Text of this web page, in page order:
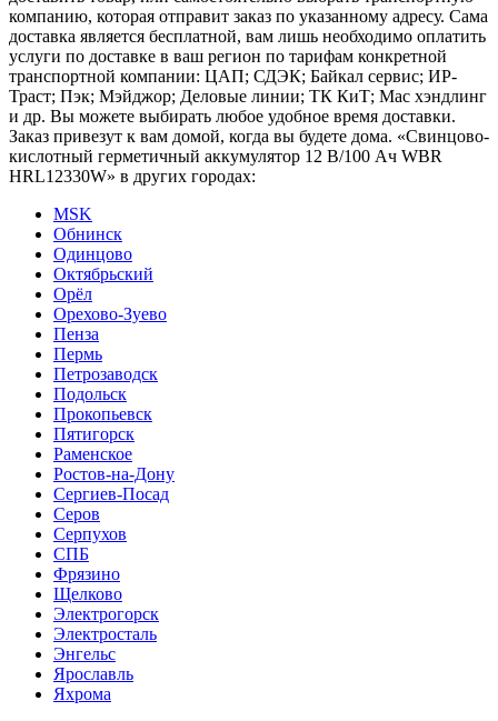
компанию, которая отправит заказ по указанному адресу. Сама
доставка является бесплатной, вам лишь необходимо оплатить
услуги по доставке в ваш регион по тарифам конкретной
транспортной компании: ЦАП; СДЭК; Байкал сервис; ИР-
Траст; Пэк; Мэйджор; Деловые линии; ТК КиТ; Мас хэндлинг
и др. Вы можете выбирать любое удобное время доставки.
Заказ привезут к вам домой, когда вы будете дома. «Свинцово-
кислотный герметичный аккумулятор 12 В/100 Ач WBR
HRL12330W» в других городах:
MSK
Обнинск
Одинцово
Октябрьский
Орёл
Орехово-Зуево
Пенза
Пермь
Петрозаводск
Подольск
Прокопьевск
Пятигорск
Раменское
Ростов-на-Дону
Сергиев-Посад
Серов
Серпухов
СПБ
Фрязино
Щелково
Электрогорск
Электросталь
Энгельс
Ярославль
Яхрома